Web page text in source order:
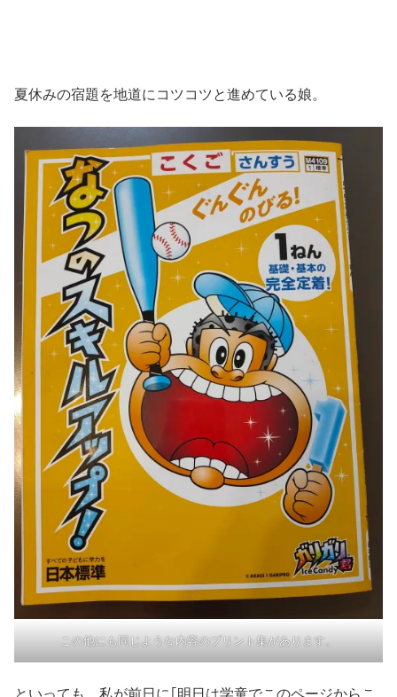
夏休みの宿題を地道にコツコツと進めている娘。
この他にも同じような内容のプリント集があります。